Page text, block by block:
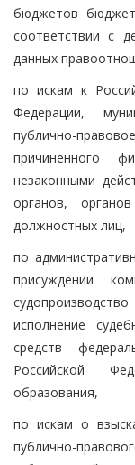
бюджетов
соответствии с
данных
по искам к
Федерации,
публично-
причиненного
незаконными
органов,
должностных лиц,
по
присуждении
исполнение
средств
Российской
образования,
по искам о
публично-